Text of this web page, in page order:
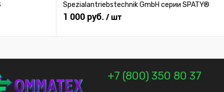
Spezialantriebstechnik GmbH серии SPATY®
1 000 руб. / шт
+7 (800) 350 80 37